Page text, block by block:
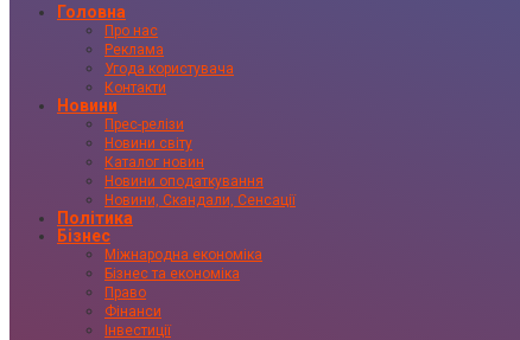
Головна
Про нас
Реклама
Угода користувача
Контакти
Новини
Прес-релізи
Новини світу
Каталог новин
Новини оподаткування
Новини, Скандали, Сенсації
Політика
Бізнес
Міжнародна економіка
Бізнес та економіка
Право
Фінанси
Інвестиції